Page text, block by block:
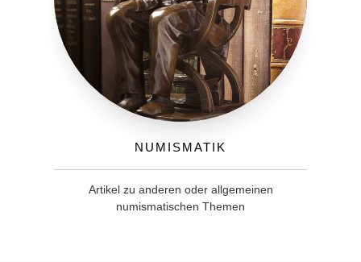
Numismatik
Artikel zu anderen oder allgemeinen
numismatischen Themen